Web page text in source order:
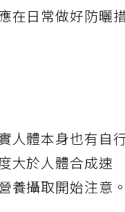
在日常做好防曬措
人體本身也有自行
大於人體合成速
養攝取開始注意。